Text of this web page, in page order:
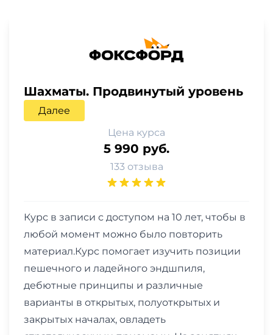
Шахматы. Продвинутый уровень
Далее
Цена курса
5 990 руб.
133 отзыва
Курс в записи с доступом на 10 лет, чтобы в
любой момент можно было повторить
материал.Курс помогает изучить позиции
пешечного и ладейного эндшпиля,
дебютные принципы и различные
варианты в открытых, полуоткрытых и
закрытых началах, овладеть